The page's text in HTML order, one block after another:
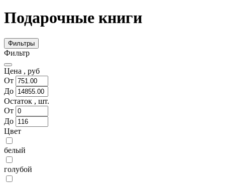
Подарочные книги
Фильтры
Фильтр
Цена , руб
От
До
Остаток , шт.
От
До
Цвет
белый
голубой